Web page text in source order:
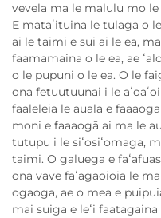
vevela ma le malulu mo
E mataʻituina le tulaga o
ai le taimi e sui ai le ea,
faamamaina o le ea, ae
o le pupuni o le ea. O le
ona fetuutuunai i le
faaleleia le auala e
moni e faaaogā ai ma le
tutupu i le siʻosiʻomaga,
taimi. O galuega e
ona vave faʻagaoioia le
ogaoga, ae o mea e
mai suiga e leʻi